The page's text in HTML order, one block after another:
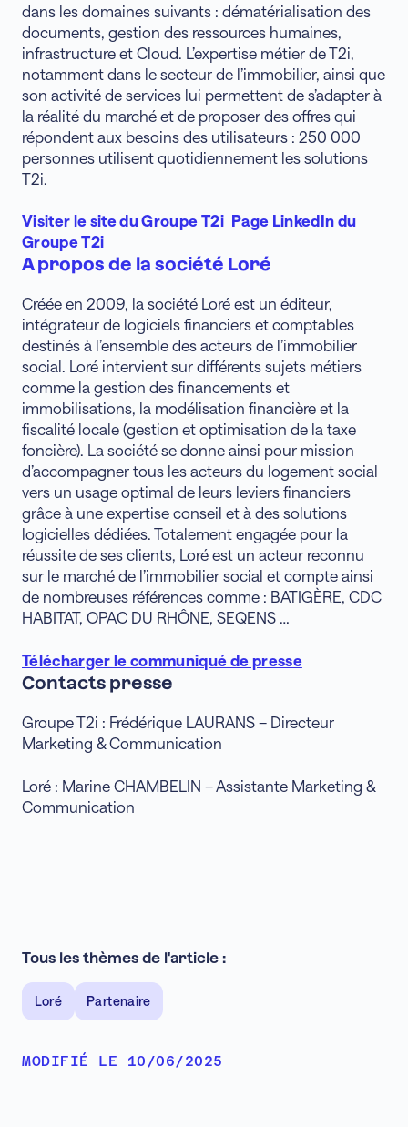
dans les domaines suivants : dématérialisation des
documents, gestion des ressources humaines,
infrastructure et Cloud. L’expertise métier de T2i,
notamment dans le secteur de l’immobilier, ainsi que
son activité de services lui permettent de s’adapter à
la réalité du marché et de proposer des offres qui
répondent aux besoins des utilisateurs : 250 000
personnes utilisent quotidiennement les solutions
T2i.
Visiter le site du Groupe T2i Page LinkedIn du
Groupe T2i
A propos de la société Loré
Créée en 2009, la société Loré est un éditeur,
intégrateur de logiciels financiers et comptables
destinés à l’ensemble des acteurs de l’immobilier
social. Loré intervient sur différents sujets métiers
comme la gestion des financements et
immobilisations, la modélisation financière et la
fiscalité locale (gestion et optimisation de la taxe
foncière). La société se donne ainsi pour mission
d’accompagner tous les acteurs du logement social
vers un usage optimal de leurs leviers financiers
grâce à une expertise conseil et à des solutions
logicielles dédiées. Totalement engagée pour la
réussite de ses clients, Loré est un acteur reconnu
sur le marché de l’immobilier social et compte ainsi
de nombreuses références comme : BATIGÈRE, CDC
HABITAT, OPAC DU RHÔNE, SEQENS …
Télécharger le communiqué de presse
Contacts presse
Groupe T2i : Frédérique LAURANS – Directeur
Marketing & Communication
Loré : Marine CHAMBELIN – Assistante Marketing &
Communication
Tous les thèmes de l'article :
Loré Partenaire
MODIFIÉ LE 10/06/2025